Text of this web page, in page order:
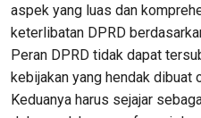
aspek yang luas dan
keterlibatan DPRD
Peran DPRD tidak dapat
kebijakan yang hendak dibuat
Keduanya harus sejajar